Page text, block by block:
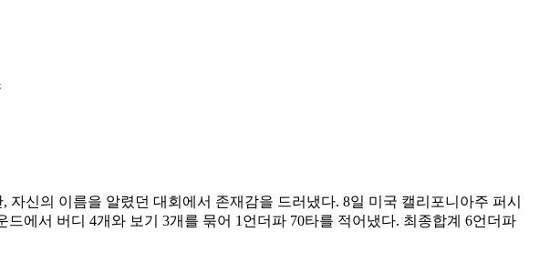
신의 이름을 알렸던 대회에서 존재감을 드러냈다. 8일 미국 캘리포니아주 퍼시
에서 버디 4개와 보기 3개를 묶어 1언더파 70타를 적어냈다. 최종합계 6언더파